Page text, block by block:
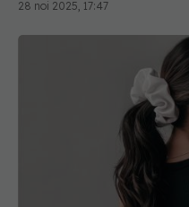
Ce se întâmplă când